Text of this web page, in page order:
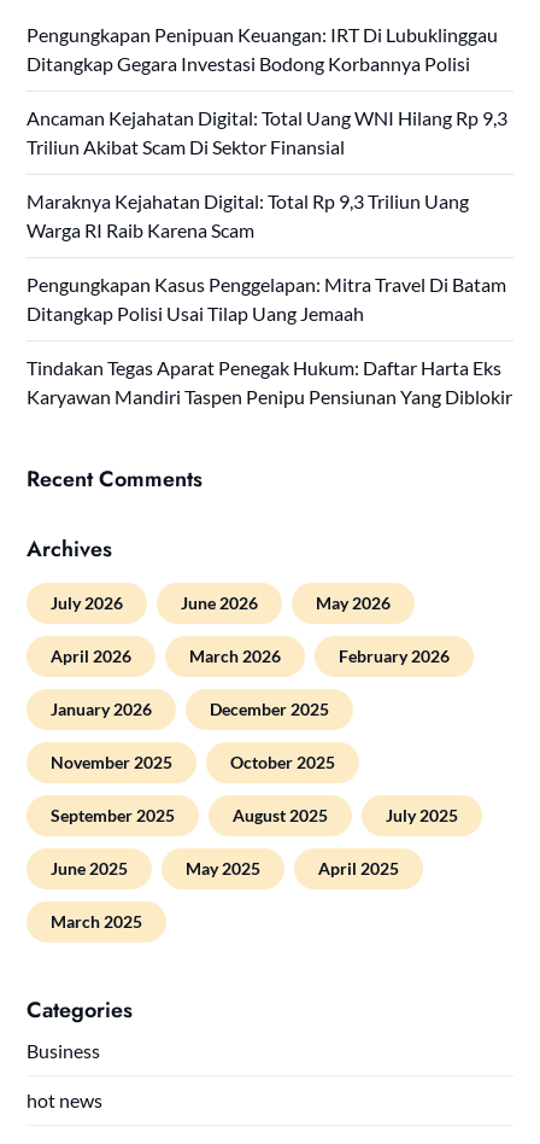
Pengungkapan Penipuan Keuangan: IRT Di Lubuklinggau
Ditangkap Gegara Investasi Bodong Korbannya Polisi
Ancaman Kejahatan Digital: Total Uang WNI Hilang Rp 9,3
Triliun Akibat Scam Di Sektor Finansial
Maraknya Kejahatan Digital: Total Rp 9,3 Triliun Uang
Warga RI Raib Karena Scam
Pengungkapan Kasus Penggelapan: Mitra Travel Di Batam
Ditangkap Polisi Usai Tilap Uang Jemaah
Tindakan Tegas Aparat Penegak Hukum: Daftar Harta Eks
Karyawan Mandiri Taspen Penipu Pensiunan Yang Diblokir
Recent Comments
Archives
July 2026 June 2026 May 2026
April 2026 March 2026 February 2026
January 2026 December 2025
November 2025 October 2025
September 2025 August 2025 July 2025
June 2025 May 2025 April 2025
March 2025
Categories
Business
hot news